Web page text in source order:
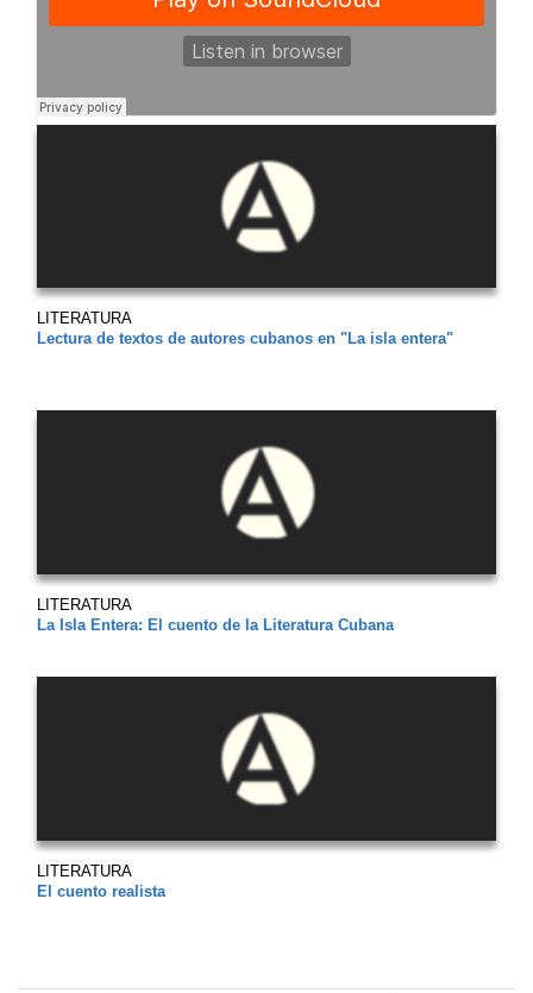
LITERATURA
Lectura de textos de autores cubanos en "La isla entera"
LITERATURA
La Isla Entera: El cuento de la Literatura Cubana
LITERATURA
El cuento realista